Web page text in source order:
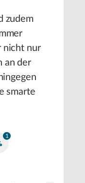
zudem
nicht nur
an der
smarte
1